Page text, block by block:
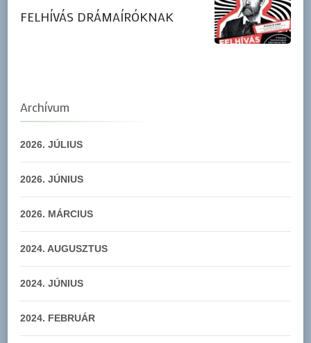
FELHÍVÁS DRÁMAÍRÓKNAK
Archívum
2026. JÚLIUS
2026. JÚNIUS
2026. MÁRCIUS
2024. AUGUSZTUS
2024. JÚNIUS
2024. FEBRUÁR